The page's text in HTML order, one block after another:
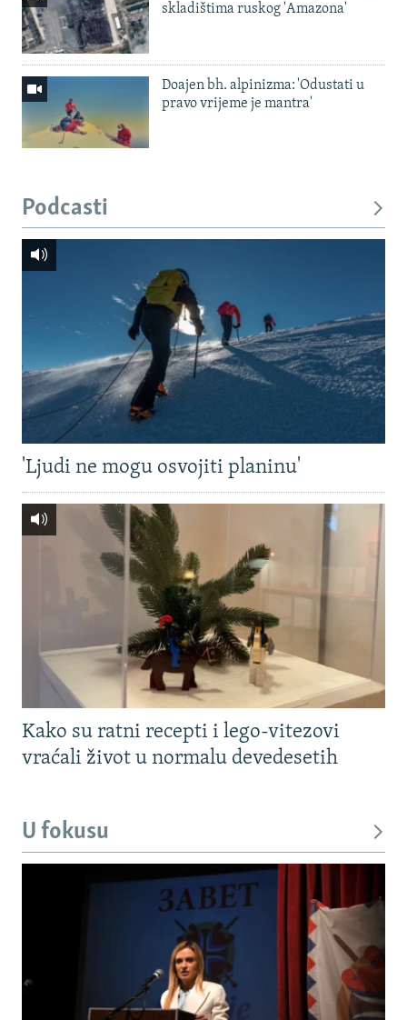
skladištima ruskog 'Amazona'
Doajen bh. alpinizma: 'Odustati u
pravo vrijeme je mantra'
Podcasti
'Ljudi ne mogu osvojiti planinu'
Kako su ratni recepti i lego-vitezovi
vraćali život u normalu devedesetih
U fokusu